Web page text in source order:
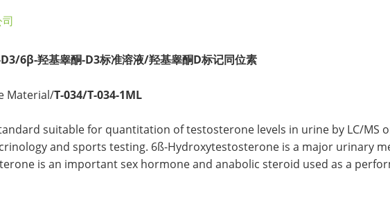
6β-羟基睾酮-D3标准溶液/羟基睾酮D标记同位素
Material/T-034/T-034-1ML
suitable for quantitation of testosterone levels in urine by LC/MS
and sports testing. 6ß-Hydroxytestosterone is a major urinary
is an important sex hormone and anabolic steroid used as a